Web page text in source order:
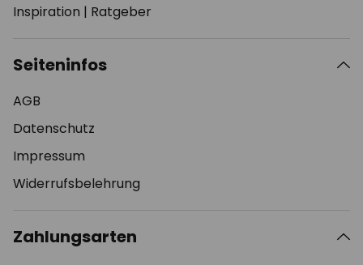
Inspiration | Ratgeber
Seiteninfos
AGB
Datenschutz
Impressum
Widerrufsbelehrung
Zahlungsarten